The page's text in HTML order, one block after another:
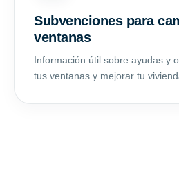
Subvenciones para
ventanas
Información útil sobre ayudas y
tus ventanas y mejorar tu